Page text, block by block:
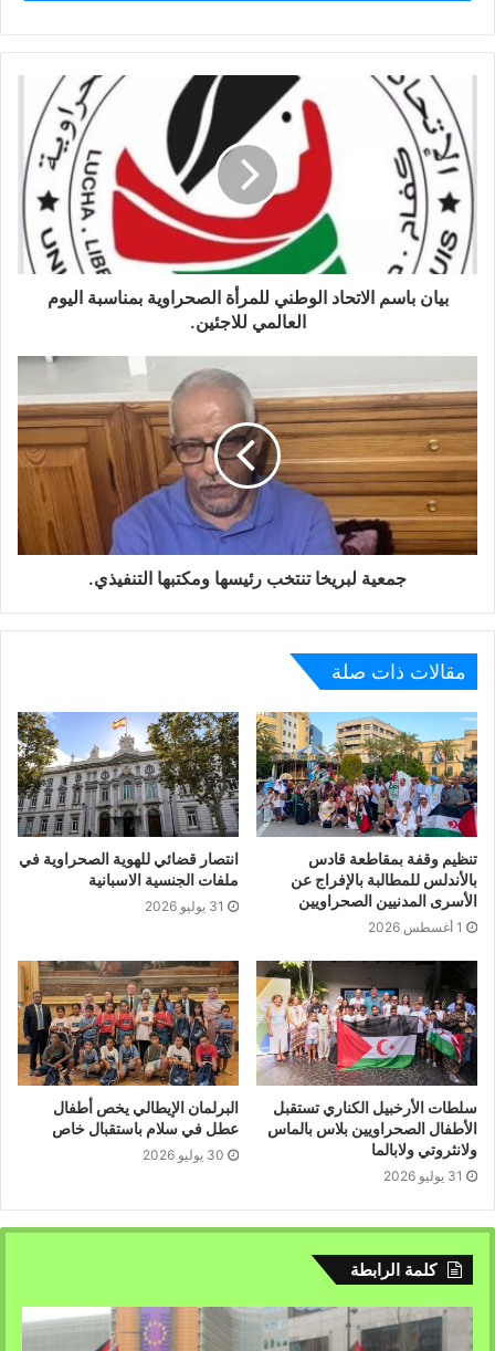
الجالية في أداء رقصات تقليدية صحراوية نالت اعجاب
الحاضرين. البرنامج كان فرصة لتعريف الحاضرين بآخر تطورات
الحرب الدائرة في الأراضي الصحراوية. أسدل الستار على
الحدث بمداخلة من المركز الاجتماعي الذي احتضن تخليد اليوم
العالمي للاجئ أثنى فيها على المعاناة الطويلة التي مر بها
الشعب الصحراوي في مخيمات اللاجئين الصحراويين.
بيان باسم الاتحاد الوطني للمرأة الصحراوية بمناسبة اليوم
العالمي للاجئين.
جمعية لبريخا تنتخب رئيسها ومكتبها التنفيذي.
مقالات ذات صلة
تنظيم وقفة بمقاطعة قادس
بالأندلس للمطالبة بالإفراج عن
الأسرى المدنيين الصحراويين
1 أغسطس 2026
انتصار قضائي للهوية الصحراوية في
ملفات الجنسية الاسبانية
31 يوليو 2026
سلطات الأرخبيل الكناري تستقبل
الأطفال الصحراويين بلاس بالماس
ولانثروتي ولابالما
31 يوليو 2026
البرلمان الإيطالي يخص أطفال
عطل في سلام باستقبال خاص
30 يوليو 2026
كلمة الرابطة